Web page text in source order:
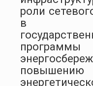
роли
в
повышению